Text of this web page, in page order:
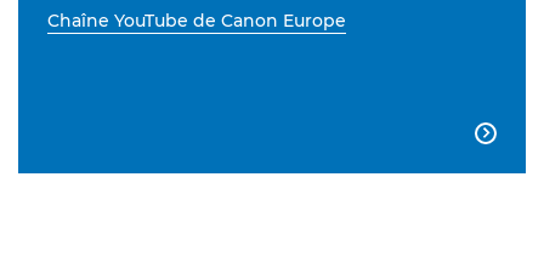
Chaîne YouTube de Canon Europe
